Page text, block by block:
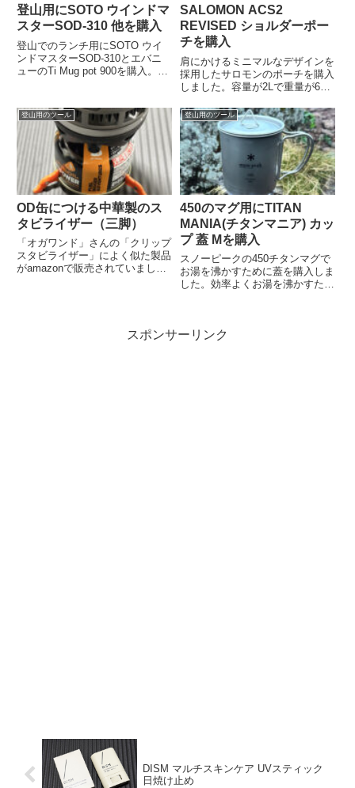
登山用にSOTO ウインドマ
スターSOD-310 他を購入
登山でのランチ用にSOTO ウイ
ンドマスターSOD-310とエバニ
ューのTi Mug pot 900を購入。こ
します。
SALOMON ACS2
REVISED ショルダーポー
チを購入
肩にかけるミニマルなデザインを
採用したサロモンのポーチを購入
しました。容量が2Lで重量が66g
登山用のツール
OD缶につける中華製のス
タビライザー（三脚）
「オガワンド」さんの「クリップ
スタビライザー」によく似た製品
がamazonで販売されていまし
登山用のツール
450のマグ用にTITAN
MANIA(チタンマニア) カッ
プ 蓋 Mを購入
スノーピークの450チタンマグで
お湯を沸かすために蓋を購入しま
した。効率よくお湯を沸かすため
スポンサーリンク
DISM マルチスキンケア UVスティック
日焼け止め